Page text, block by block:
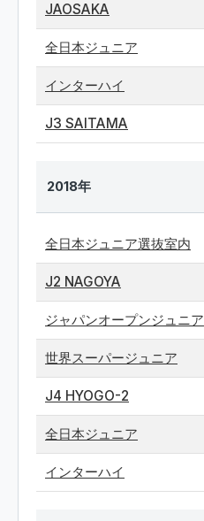
JAOSAKA
全日本ジュニア
インターハイ
J3 SAITAMA
2018年
全日本ジュニア選抜室内
J2 NAGOYA
ジャパンオープンジュニア
世界スーパージュニア
J4 HYOGO-2
全日本ジュニア
インターハイ